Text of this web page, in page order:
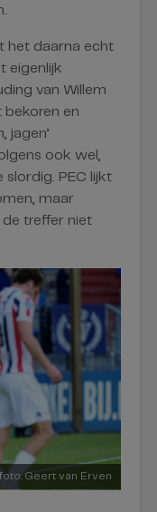
het daarna echt
eigenlijk
van Willem
en
jagen’
ook wel,
slordig. PEC lijkt
maar
treffer niet
foto: Geert van Erven